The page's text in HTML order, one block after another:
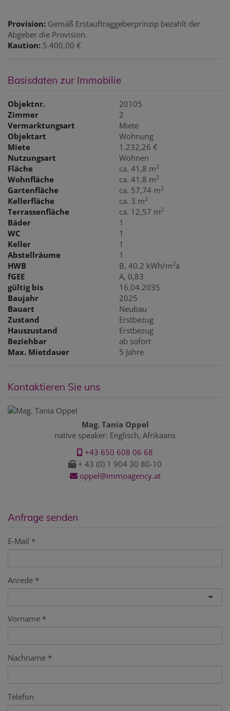
Provision: Gemäß Erstauftraggeberprinzip bezahlt der
Abgeber die Provision.
Kaution: 5.400,00 €
Basisdaten zur Immobilie
Objektnr.
20105
Zimmer
2
Vermarktungsart
Miete
Objektart
Wohnung
Miete
1.232,26 €
Nutzungsart
Wohnen
Fläche
ca. 41,8 m2
Wohnfläche ca. 41,8 m2
Gartenfläche ca. 57,74 m2
Kellerfläche ca. 3 m2
Terrassenfläche ca. 12,57 m2
Bäder
1
WC
1
Keller
1
Abstellräume
1
HWB
B, 40.2 kWh/m2a
fGEE
A, 0,83
gültig bis
16.04.2035
Baujahr
2025
Bauart
Neubau
Zustand
Erstbezug
Hauszustand
Erstbezug
Beziehbar
ab sofort
Max. Mietdauer
5 Jahre
Kontaktieren Sie uns
Mag. Tania Oppel
native speaker: Englisch, Afrikaans
+43 650 608 06 68
+ 43 (0) 1 904 30 80-10
oppel@immoagency.at
Anfrage senden
E-Mail
Anrede
Vorname
Nachname
Telefon